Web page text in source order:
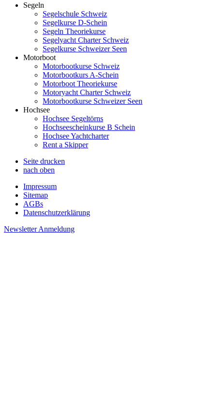
Segeln
Segelschule Schweiz
Segelkurse D-Schein
Segeln Theoriekurse
Segelyacht Charter Schweiz
Segelkurse Schweizer Seen
Motorboot
Motorbootkurse Schweiz
Motorbootkurs A-Schein
Motorboot Theoriekurse
Motoryacht Charter Schweiz
Motorbootkurse Schweizer Seen
Hochsee
Hochsee Segeltörns
Hochseescheinkurse B Schein
Hochsee Yachtcharter
Rent a Skipper
Seite drucken
nach oben
Impressum
Sitemap
AGBs
Datenschutzerklärung
Newsletter Anmeldung